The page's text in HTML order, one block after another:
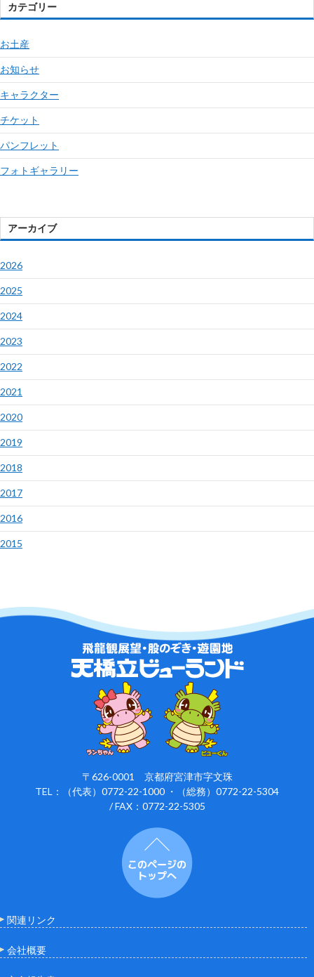
カテゴリー
お土産
お知らせ
キャラクター
チケット
パンフレット
フォトギャラリー
アーカイブ
2026
2025
2024
2023
2022
2021
2020
2019
2018
2017
2016
2015
〒626-0001 京都府宮津市字文珠
TEL：（代表）0772-22-1000 ・（総務）0772-22-5304
/ FAX：0772-22-5305
関連リンク
会社概要